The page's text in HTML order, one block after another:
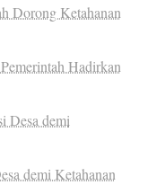
Dorong Ketahanan
Hadirkan
Desa demi
demi Ketahanan